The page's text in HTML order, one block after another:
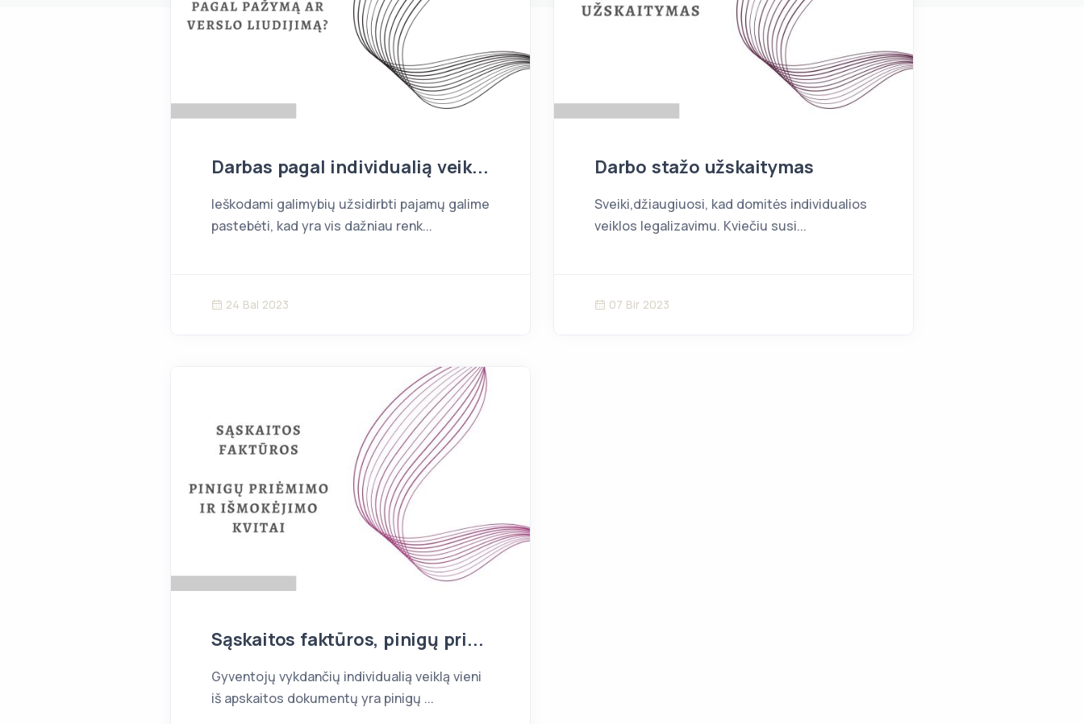
Darbas pagal individualią veik...
Ieškodami galimybių užsidirbti pajamų galime
pastebėti, kad yra vis dažniau renk...
24 Bal 2023
Darbo stažo užskaitymas
Sveiki,džiaugiuosi, kad domitės individualios
veiklos legalizavimu. Kviečiu susi...
07 Bir 2023
Sąskaitos faktūros, pinigų pri...
Gyventojų vykdančių individualią veiklą vieni
iš apskaitos dokumentų yra pinigų ...